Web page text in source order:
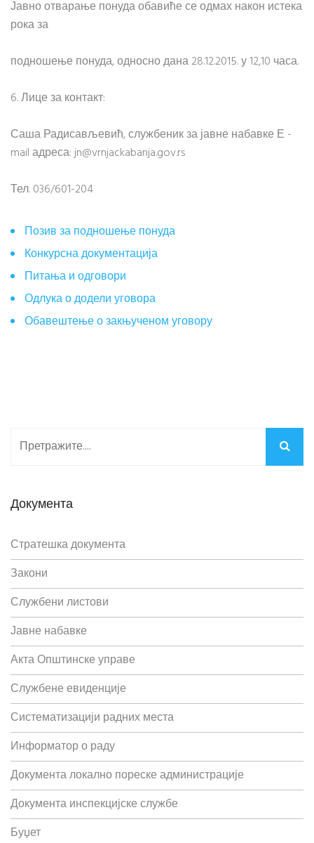
Јавно отварање понуда обавиће се одмах након истека
рока за
подношење понуда, односно дана 28.12.2015. у 12,10 часа.
6. Лице за контакт:
Саша Радисављевић, службеник за јавне набавке Е -
mail адреса: jn@vrnjackabanja.gov.rs
Тел. 036/601-204
Позив за подношење понуда
Конкурсна документација
Питања и одговори
Одлука о додели уговора
Обавештење о закњученом уговору
Документа
Стратешка документа
Закони
Службени листови
Јавне набавке
Акта Општинске управе
Службене евиденције
Систематизацији радних места
Информатор о раду
Документа локално пореске администрације
Документа инспекцијске службе
Буџет